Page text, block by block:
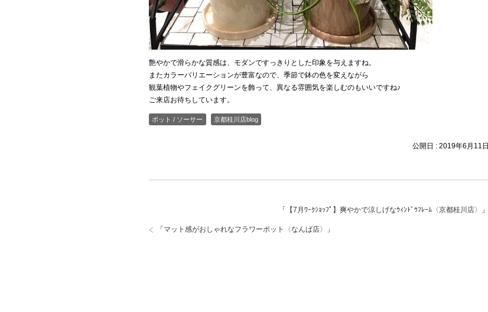
艶やかで滑らかな質感は、モダンですっきりとした印象を与えますね。
またカラーバリエーションが豊富なので、季節で鉢の色を変えながら
観葉植物やフェイクグリーンを飾って、異なる雰囲気を楽しむのもいいですね♪
ご来店お待ちしています。
ポット / ソーサー 京都桂川店blog
公開日 : 2019年6月11日
「 【7月ﾜｰｸｼｮｯﾌﾟ】爽やかで涼しげなｳｨﾝﾄﾞｳﾌﾚｰﾑ〈京都桂川店〉 」
「 マット感がおしゃれなフラワーポット〈なんば店〉 」